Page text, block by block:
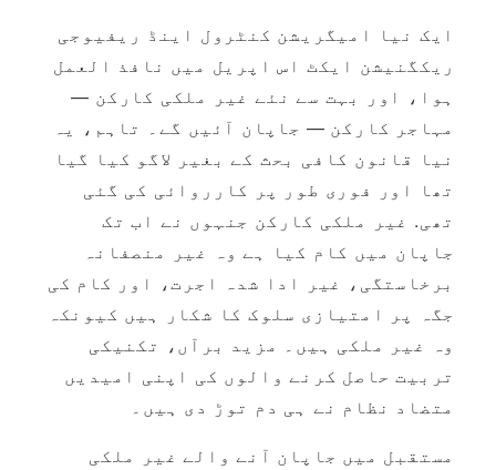
ایک نیا امیگریشن کنٹرول اینڈ ریفیوجی
ریکگنیشن ایکٹ اس اپریل میں نافذ العمل
ہوا، اور بہت سے نئے غیر ملکی کارکن —
مہاجر کارکن — جاپان آئیں گے۔ تاہم، یہ
نیا قانون کافی بحث کے بغیر لاگو کیا گیا
تھا اور فوری طور پر کارروائی کی گئی
تھی. غیر ملکی کارکن جنہوں نے اب تک
جاپان میں کام کیا ہے وہ غیر منصفانہ
برخاستگی، غیر ادا شدہ اجرت، اور کام کی
جگہ پر امتیازی سلوک کا شکار ہیں کیونکہ
وہ غیر ملکی ہیں۔ مزید برآں، تکنیکی
تربیت حاصل کرنے والوں کی اپنی امیدیں
متضاد نظام نے ہی دم توڑ دی ہیں۔
مستقبل میں جاپان آنے والے غیر ملکی